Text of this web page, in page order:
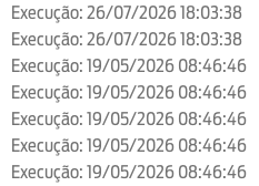
Execução: 26/07/2026 18:03:38
Execução: 26/07/2026 18:03:38
Execução: 19/05/2026 08:46:46
Execução: 19/05/2026 08:46:46
Execução: 19/05/2026 08:46:46
Execução: 19/05/2026 08:46:46
Execução: 19/05/2026 08:46:46